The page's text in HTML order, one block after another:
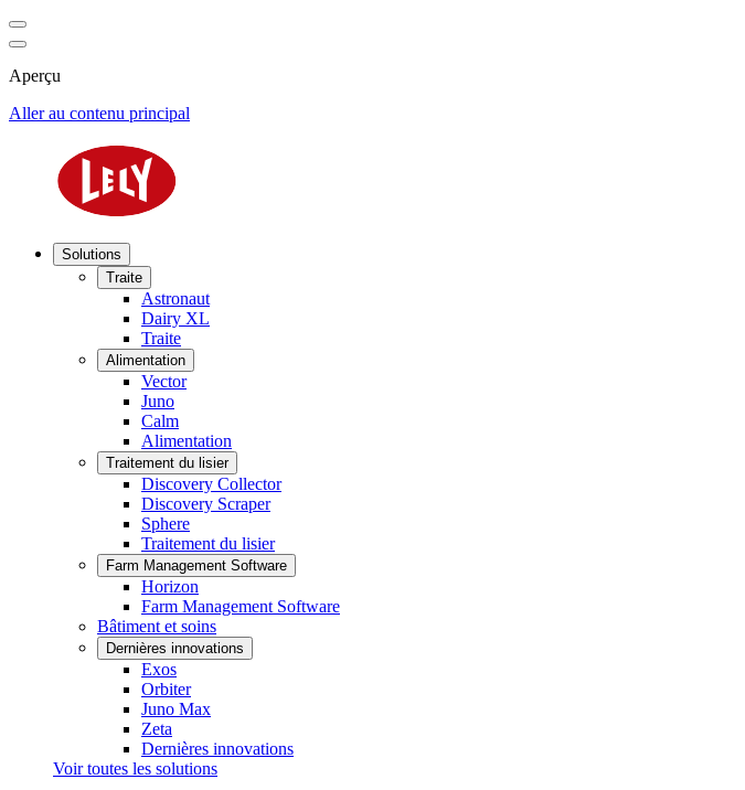
Aperçu
Aller au contenu principal
Solutions
Traite
Astronaut
Dairy XL
Traite
Alimentation
Vector
Juno
Calm
Alimentation
Traitement du lisier
Discovery Collector
Discovery Scraper
Sphere
Traitement du lisier
Farm Management Software
Horizon
Farm Management Software
Bâtiment et soins
Dernières innovations
Exos
Orbiter
Juno Max
Zeta
Dernières innovations
Voir toutes les solutions